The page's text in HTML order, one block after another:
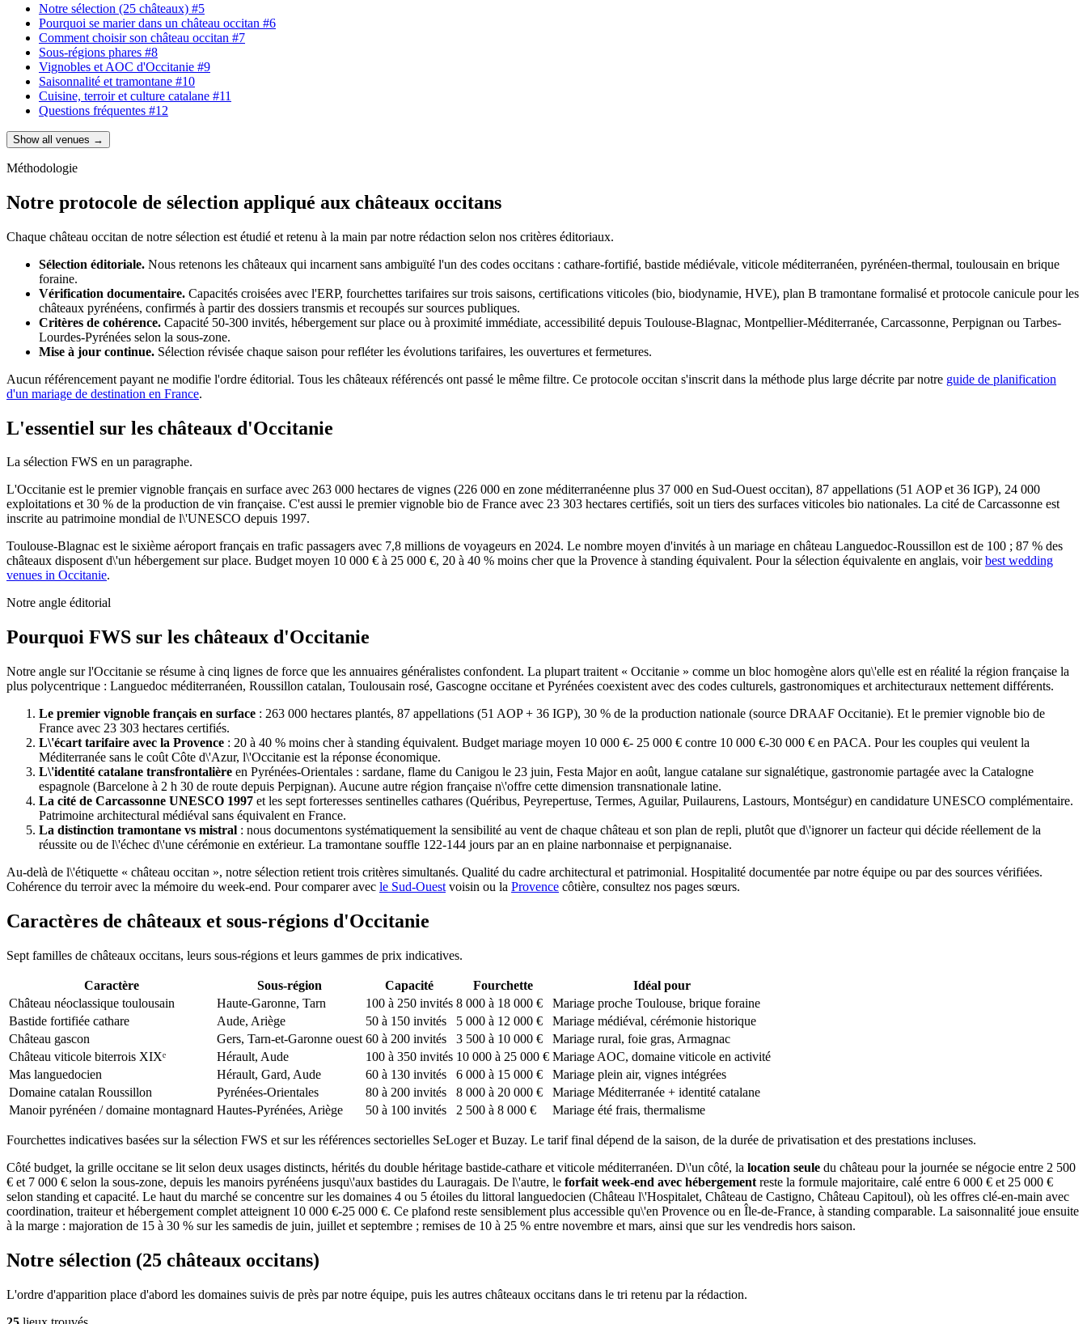
Notre sélection (25 châteaux) #5
Pourquoi se marier dans un château occitan #6
Comment choisir son château occitan #7
Sous-régions phares #8
Vignobles et AOC d'Occitanie #9
Saisonnalité et tramontane #10
Cuisine, terroir et culture catalane #11
Questions fréquentes #12
Show all venues →
Méthodologie
Notre protocole de sélection appliqué aux châteaux occitans
Chaque château occitan de notre sélection est étudié et retenu à la main par notre rédaction selon nos critères éditoriaux.
Sélection éditoriale. Nous retenons les châteaux qui incarnent sans ambiguïté l'un des codes occitans : cathare-fortifié, bastide médiévale, viticole méditerranéen, pyrénéen-thermal, toulousain en brique
foraine.
Vérification documentaire. Capacités croisées avec l'ERP, fourchettes tarifaires sur trois saisons, certifications viticoles (bio, biodynamie, HVE), plan B tramontane formalisé et protocole canicule pour les
châteaux pyrénéens, confirmés à partir des dossiers transmis et recoupés sur sources publiques.
Critères de cohérence. Capacité 50-300 invités, hébergement sur place ou à proximité immédiate, accessibilité depuis Toulouse-Blagnac, Montpellier-Méditerranée, Carcassonne, Perpignan ou Tarbes-
Lourdes-Pyrénées selon la sous-zone.
Mise à jour continue. Sélection révisée chaque saison pour refléter les évolutions tarifaires, les ouvertures et fermetures.
Aucun référencement payant ne modifie l'ordre éditorial. Tous les châteaux référencés ont passé le même filtre. Ce protocole occitan s'inscrit dans la méthode plus large décrite par notre guide de planification
d'un mariage de destination en France.
L'essentiel sur les châteaux d'Occitanie
La sélection FWS en un paragraphe.
L'Occitanie est le premier vignoble français en surface avec 263 000 hectares de vignes (226 000 en zone méditerranéenne plus 37 000 en Sud-Ouest occitan), 87 appellations (51 AOP et 36 IGP), 24 000
exploitations et 30 % de la production de vin française. C'est aussi le premier vignoble bio de France avec 23 303 hectares certifiés, soit un tiers des surfaces viticoles bio nationales. La cité de Carcassonne est
inscrite au patrimoine mondial de l\'UNESCO depuis 1997.
Toulouse-Blagnac est le sixième aéroport français en trafic passagers avec 7,8 millions de voyageurs en 2024. Le nombre moyen d'invités à un mariage en château Languedoc-Roussillon est de 100 ; 87 % des
châteaux disposent d\'un hébergement sur place. Budget moyen 10 000 € à 25 000 €, 20 à 40 % moins cher que la Provence à standing équivalent. Pour la sélection équivalente en anglais, voirbest wedding
venues in Occitanie.
Notre angle éditorial
Pourquoi FWS sur les châteaux d'Occitanie
Notre angle sur l'Occitanie se résume à cinq lignes de force que les annuaires généralistes confondent. La plupart traitent « Occitanie » comme un bloc homogène alors qu\'elle est en réalité la région française la
plus polycentrique : Languedoc méditerranéen, Roussillon catalan, Toulousain rosé, Gascogne occitane et Pyrénées coexistent avec des codes culturels, gastronomiques et architecturaux nettement différents.
Le premier vignoble français en surface : 263 000 hectares plantés, 87 appellations (51 AOP + 36 IGP), 30 % de la production nationale (source DRAAF Occitanie). Et le premier vignoble bio de
France avec 23 303 hectares certifiés.
L\'écart tarifaire avec la Provence : 20 à 40 % moins cher à standing équivalent. Budget mariage moyen 10 000 €- 25 000 € contre 10 000 €-30 000 € en PACA. Pour les couples qui veulent la
Méditerranée sans le coût Côte d\'Azur, l\'Occitanie est la réponse économique.
L\'identité catalane transfrontalière en Pyrénées-Orientales : sardane, flame du Canigou le 23 juin, Festa Major en août, langue catalane sur signalétique, gastronomie partagée avec la Catalogne
espagnole (Barcelone à 2 h 30 de route depuis Perpignan). Aucune autre région française n\'offre cette dimension transnationale latine.
La cité de Carcassonne UNESCO 1997 et les sept forteresses sentinelles cathares (Quéribus, Peyrepertuse, Termes, Aguilar, Puilaurens, Lastours, Montségur) en candidature UNESCO complémentaire.
Patrimoine architectural médiéval sans équivalent en France.
La distinction tramontane vs mistral : nous documentons systématiquement la sensibilité au vent de chaque château et son plan de repli, plutôt que d\'ignorer un facteur qui décide réellement de la
réussite ou de l\'échec d\'une cérémonie en extérieur. La tramontane souffle 122-144 jours par an en plaine narbonnaise et perpignanaise.
Au-delà de l\'étiquette « château occitan », notre sélection retient trois critères simultanés. Qualité du cadre architectural et patrimonial. Hospitalité documentée par notre équipe ou par des sources vérifiées.
Cohérence du terroir avec la mémoire du week-end. Pour comparer avec le Sud-Ouest voisin ou la Provence côtière, consultez nos pages sœurs.
Caractères de châteaux et sous-régions d'Occitanie
Sept familles de châteaux occitans, leurs sous-régions et leurs gammes de prix indicatives.
Caractère Sous-région Capacité Fourchette
Idéal pour
Château néoclassique toulousain
Haute-Garonne, Tarn 100 à 250 invités 8 000 à 18 000 €
Mariage proche Toulouse, brique foraine
Bastide fortifiée cathare
Aude, Ariège 50 à 150 invités 5 000 à 12 000 €
Mariage médiéval, cérémonie historique
Château gascon
Gers, Tarn-et-Garonne ouest 60 à 200 invités 3 500 à 10 000 €
Mariage rural, foie gras, Armagnac
Château viticole biterrois XIXᵉ
Hérault, Aude 100 à 350 invités 10 000 à 25 000 € Mariage AOC, domaine viticole en activité
Mas languedocien
Hérault, Gard, Aude 60 à 130 invités 6 000 à 15 000 €
Mariage plein air, vignes intégrées
Domaine catalan Roussillon
Pyrénées-Orientales 80 à 200 invités 8 000 à 20 000 €
Mariage Méditerranée + identité catalane
Manoir pyrénéen / domaine montagnard Hautes-Pyrénées, Ariège 50 à 100 invités 2 500 à 8 000 € Mariage été frais, thermalisme
Fourchettes indicatives basées sur la sélection FWS et sur les références sectorielles SeLoger et Buzay. Le tarif final dépend de la saison, de la durée de privatisation et des prestations incluses.
Côté budget, la grille occitane se lit selon deux usages distincts, hérités du double héritage bastide-cathare et viticole méditerranéen. D\'un côté, la location seule du château pour la journée se négocie entre 2 500
€ et 7 000 € selon la sous-zone, depuis les manoirs pyrénéens jusqu\'aux bastides du Lauragais. De l\'autre, le forfait week-end avec hébergement reste la formule majoritaire, calé entre 6 000 € et 25 000 €
selon standing et capacité. Le haut du marché se concentre sur les domaines 4 ou 5 étoiles du littoral languedocien (Château l\'Hospitalet, Château de Castigno, Château Capitoul), où les offres clé-en-main avec
coordination, traiteur et hébergement complet atteignent 10 000 €-25 000 €. Ce plafond reste sensiblement plus accessible qu\'en Provence ou en Île-de-France, à standing comparable. La saisonnalité joue ensuite
à la marge : majoration de 15 à 30 % sur les samedis de juin, juillet et septembre ; remises de 10 à 25 % entre novembre et mars, ainsi que sur les vendredis hors saison.
Notre sélection (25 châteaux occitans)
L'ordre d'apparition place d'abord les domaines suivis de près par notre équipe, puis les autres châteaux occitans dans le tri retenu par la rédaction.